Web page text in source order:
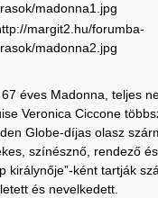
67 éves Madonna, teljes
Veronica Ciccone
Globe-díjas olasz
színésznő, rendező
királynője”-ként tartják
és nevelkedett.